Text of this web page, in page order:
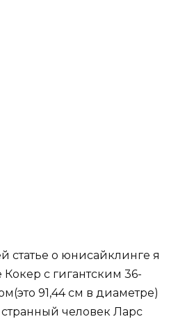
статье о юнисайклинге я
с гигантским 36-
91,44 см в диаметре)
странный человек Ларс